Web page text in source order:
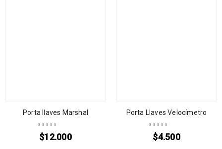
Porta llaves Marshal
$12.000
Porta Llaves Velocímetro
$4.500